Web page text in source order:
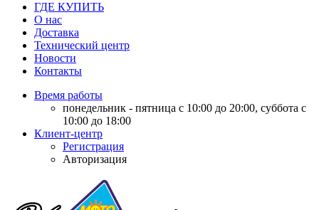
ГДЕ КУПИТЬ
О нас
Доставка
Технический центр
Новости
Контакты
Время работы
понедельник - пятница с 10:00 до 20:00, суббота с
10:00 до 18:00
Клиент-центр
Регистрация
Авторизация